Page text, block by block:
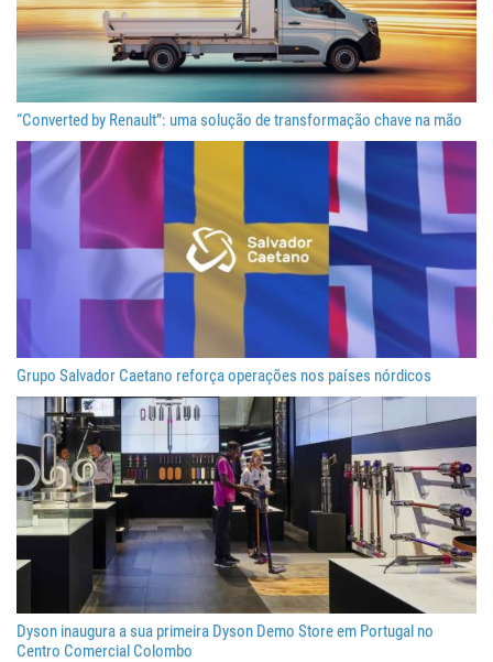
“Converted by Renault”: uma solução de transformação chave na mão
Grupo Salvador Caetano reforça operações nos países nórdicos
Dyson inaugura a sua primeira Dyson Demo Store em Portugal no
Centro Comercial Colombo